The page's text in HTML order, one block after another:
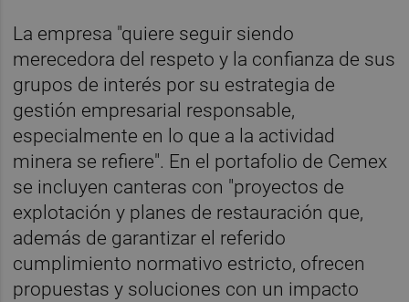
La empresa "quiere seguir siendo
merecedora del respeto y la confianza de sus
grupos de interés por su estrategia de
gestión empresarial responsable,
especialmente en lo que a la actividad
minera se refiere". En el portafolio de Cemex
se incluyen canteras con "proyectos de
explotación y planes de restauración que,
además de garantizar el referido
cumplimiento normativo estricto, ofrecen
propuestas y soluciones con un impacto